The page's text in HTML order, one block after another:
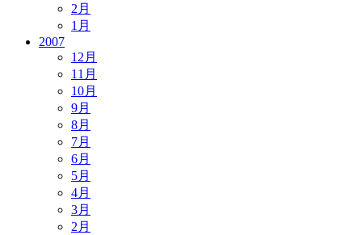
2月
1月
2007
12月
11月
10月
9月
8月
7月
6月
5月
4月
3月
2月